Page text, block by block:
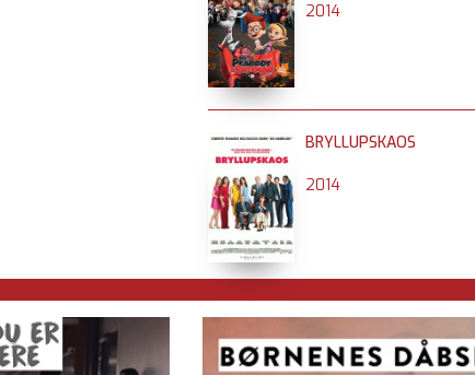
2014
BRYLLUPSKAOS
2014